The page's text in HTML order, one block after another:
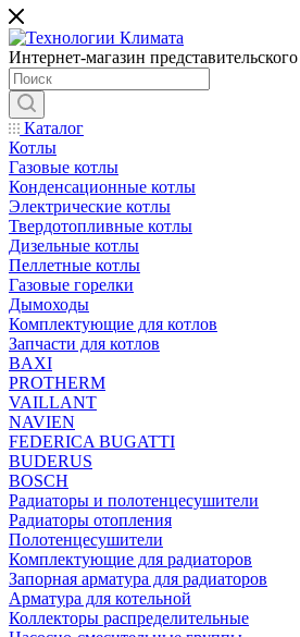
Интернет-магазин представительского
Каталог
Котлы
Газовые котлы
Конденсационные котлы
Электрические котлы
Твердотопливные котлы
Дизельные котлы
Пеллетные котлы
Газовые горелки
Дымоходы
Комплектующие для котлов
Запчасти для котлов
BAXI
PROTHERM
VAILLANT
NAVIEN
FEDERICA BUGATTI
BUDERUS
BOSCH
Радиаторы и полотенцесушители
Радиаторы отопления
Полотенцесушители
Комплектующие для радиаторов
Запорная арматура для радиаторов
Арматура для котельной
Коллекторы распределительные